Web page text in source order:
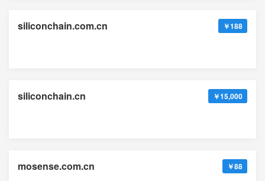
siliconchain.com.cn ￥188
siliconchain.cn ￥15,000
mosense.com.cn ￥88